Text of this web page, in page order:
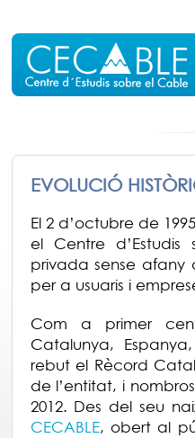
EVOLUCIÓ
El 2 d’octubre de
el Centre
privada sense afany
per a usuaris i
Com a primer
Catalunya,
rebut el Rècord
de l’entitat, i
2012. Des del seu
CECABLE, obert al